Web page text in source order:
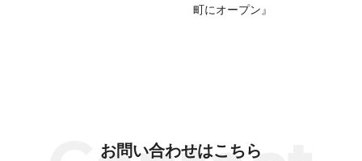
町にオープン』
お問い合わせはこちら